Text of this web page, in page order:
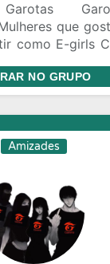
que
como E-girls
Papo
de todo
NO GRUPO
Amizades